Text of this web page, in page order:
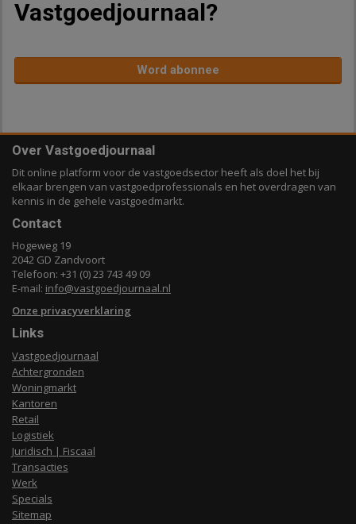
Vastgoedjournaal?
Word abonnee
Over Vastgoedjournaal
Dit online platform voor de vastgoedsector heeft als doel het bij
elkaar brengen van vastgoedprofessionals en het overdragen van
kennis in de gehele vastgoedmarkt.
Contact
Hogeweg 19
2042 GD Zandvoort
Telefoon: +31 (0) 23 743 49 09
E-mail: info@vastgoedjournaal.nl
Onze privacyverklaring
Links
Vastgoedjournaal
Achtergronden
Woningmarkt
Kantoren
Retail
Logistiek
Juridisch | Fiscaal
Transacties
Werk
Specials
Sitemap